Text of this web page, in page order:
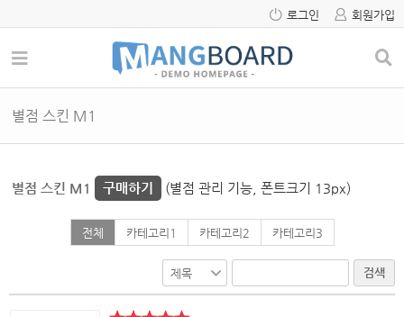
로그인 회원가입
별점 스킨 M1
별점 스킨 M1 구매하기 (별점 관리 기능, 폰트크기 13px)
전체 카테고리1 카테고리2 카테고리3
검색